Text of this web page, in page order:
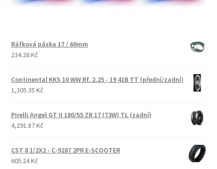
Ráfková páska 17 / 60mm
234.26 Kč
Continental KKS 10 WW Rf. 2.25 - 19 41B TT (přední/zadní)
1,305.35 Kč
Pirelli Angel GT II 180/55 ZR 17 (73W) TL (zadní)
4,291.87 Kč
CST 8 1/2X2 - C-9287 2PR E-SCOOTER
605.24 Kč